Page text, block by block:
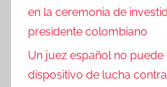
en la ceremonia de
presidente colombiano
Un juez español no
dispositivo de lucha